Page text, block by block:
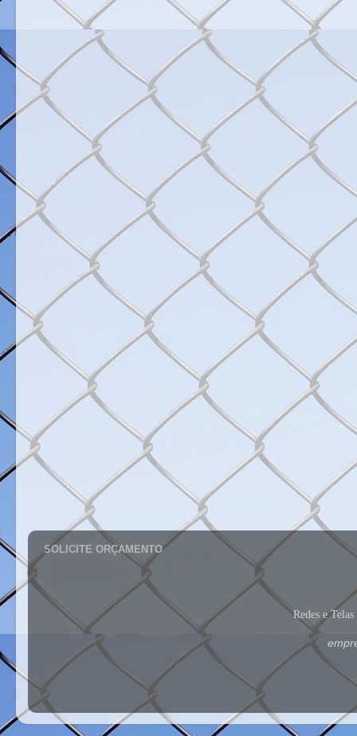
SOLICITE ORÇAMENTO
Redes e